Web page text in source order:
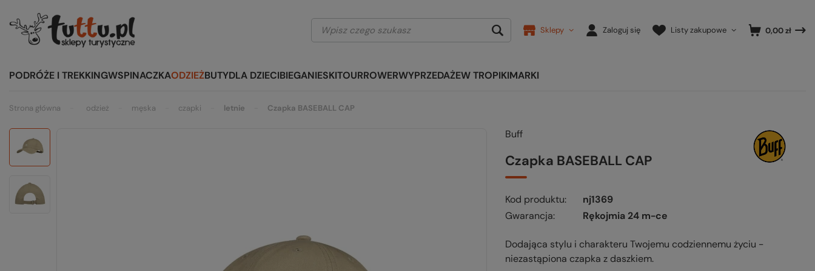
Sklepy Zaloguj się Listy zakupowe 0,00 zł
PODRÓŻE I TREKKINGWSPINACZKAODZIEŻBUTYDLA DZIECIBIEGANIESKITOURROWERWYPRZEDAŻEW TROPIKIMARKI
Strona główna odzież męska czapki letnie Czapka BASEBALL CAP
Buff
Czapka BASEBALL CAP
Kod produktu
nj1369
Gwarancja
Rękojmia 24 m-ce
Dodająca stylu i charakteru Twojemu codziennemu życiu -
niezastąpiona czapka z daszkiem.